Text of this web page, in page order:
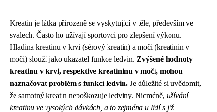
Kreatin je látka přirozeně se vyskytující v těle, především ve
svalech. Často ho užívají sportovci pro zlepšení výkonu.
Hladina kreatinu v krvi (sérový kreatin) a moči (kreatinin v
moči) slouží jako ukazatel funkce ledvin. Zvýšené hodnoty
kreatinu v krvi, respektive kreatininu v moči, mohou
naznačovat problém s funkcí ledvin. Je důležité si uvědomit,
že samotný kreatin nepoškozuje ledviny. Nicméně, užívání
kreatinu ve vysokých dávkách, a to zejména u lidí s již